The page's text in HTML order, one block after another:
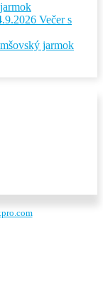
Večer s
jarmok